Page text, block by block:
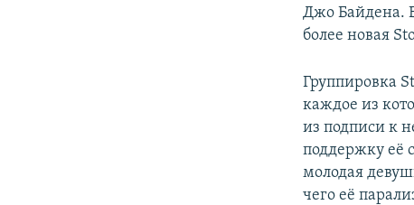
Джо Байдена.
более новая
Группировка
каждое из
из подписи к
поддержку её
молодая
чего её